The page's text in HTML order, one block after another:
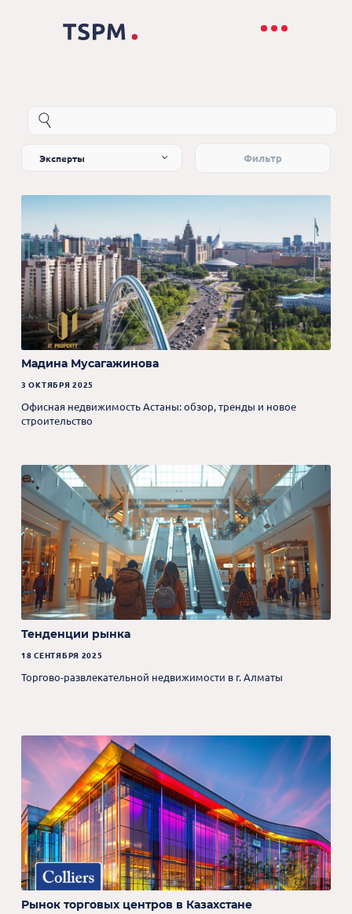
Эксперты Фильтр
Мадина Мусагажинова
3 ОКТЯБРЯ 2025
Офисная недвижимость Астаны: обзор, тренды и новое
строительство
Тенденции рынка
18 СЕНТЯБРЯ 2025
Торгово-развлекательной недвижимости в г. Алматы
Рынок торговых центров в Казахстане